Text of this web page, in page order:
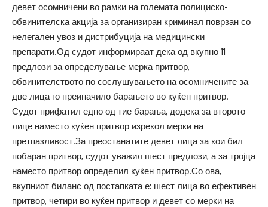
девет осомничени во рамки на големата полициско-
обвинителска акција за организиран криминал поврзан со
нелегален увоз и дистрибуција на медицински
препарати.Од судот информираат дека од вкупно 11
предлози за определување мерка притвор,
обвинителството по сослушувањето на осомничените за
две лица го преиначило барањето во куќен притвор.
Судот прифатил едно од тие барања, додека за второто
лице наместо куќен притвор изрекол мерки на
претпазливост.За преостанатите девет лица за кои бил
побаран притвор, судот уважил шест предлози, а за тројца
наместо притвор определил куќен притвор.Со ова,
вкупниот биланс од постапката е: шест лица во ефективен
притвор, четири во куќен притвор и девет со мерки на